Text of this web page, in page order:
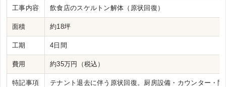
工事内容 飲食店のスケルトン解体（原状回復）
面積 約18坪
工期 4日間
費用 約35万円（税込）
特記事項 テナント退去に伴う原状回復。厨房設備・カウンター・